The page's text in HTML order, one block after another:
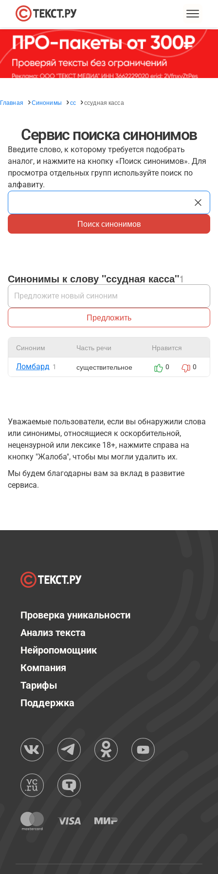
Главная Синонимы сс ссудная касса
Сервис поиска синонимов
Введите слово, к которому требуется подобрать
аналог, и нажмите на кнопку «Поиск синонимов». Для
просмотра отдельных групп используйте поиск по
алфавиту.
Поиск синонимов
Синонимы к слову "ссудная касса"1
Предложить
Синоним Часть речи Нравится
Ломбард 1 существительное 0 0
Уважаемые пользователи, если вы обнаружили слова
или синонимы, относящиеся к оскорбительной,
нецензурной или лексике 18+, нажмите справа на
кнопку "Жалоба", чтобы мы могли удалить их.
Мы будем благодарны вам за вклад в развитие
сервиса.
Проверка уникальности
Анализ текста
Нейропомощник
Компания
Тарифы
Поддержка